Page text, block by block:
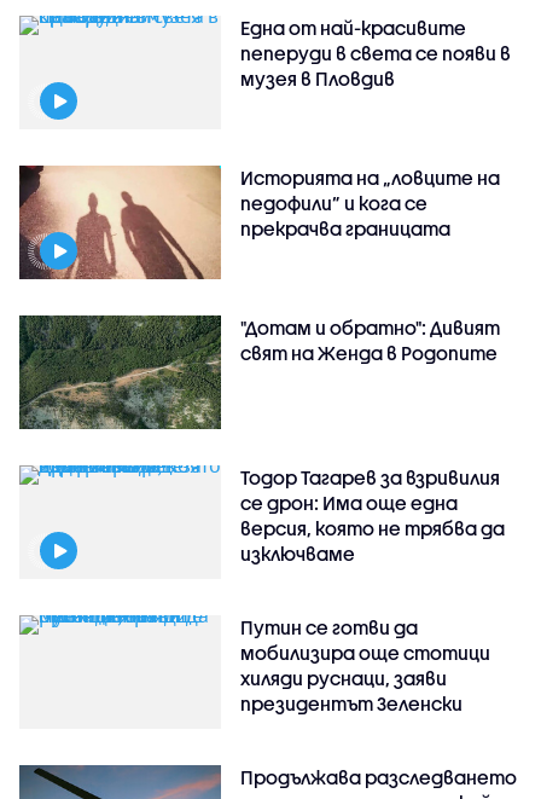
Една от най-красивите
пеперуди в света се появи в
музея в Пловдив
Историята на „ловците на
педофили” и кога се
прекрачва границата
"Дотам и обратно": Дивият
свят на Женда в Родопите
Тодор Тагарев за взривилия
се дрон: Има още една
версия, която не трябва да
изключваме
Путин се готви да
мобилизира още стотици
хиляди руснаци, заяви
президентът Зеленски
Продължава разследването